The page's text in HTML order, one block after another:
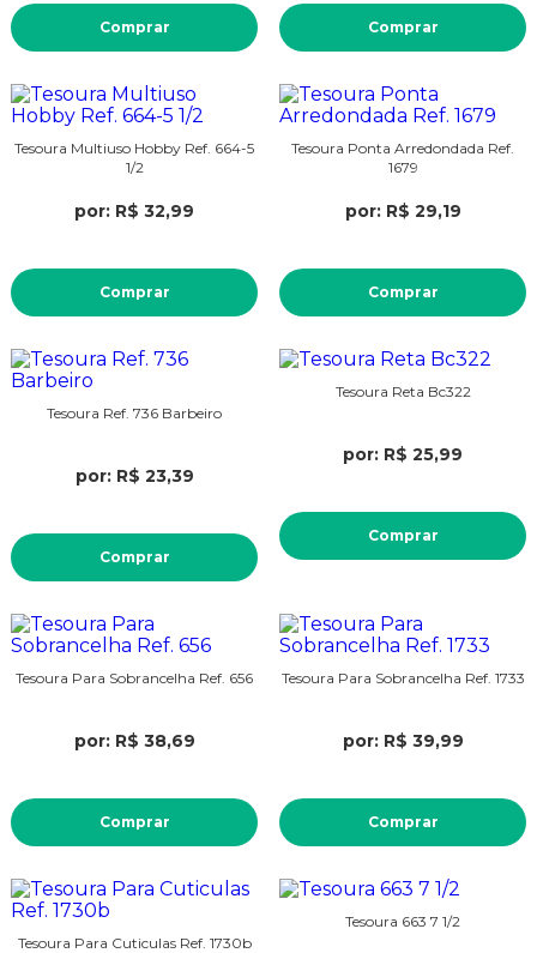
Comprar Comprar
Tesoura Multiuso Hobby Ref. 664-5
1/2
por: R$ 32,99
Comprar
Tesoura Ponta Arredondada Ref.
1679
por: R$ 29,19
Comprar
Tesoura Ref. 736 Barbeiro
por: R$ 23,39
Comprar
Tesoura Reta Bc322
por: R$ 25,99
Comprar
Tesoura Para Sobrancelha Ref. 656
por: R$ 38,69
Comprar
Tesoura Para Sobrancelha Ref. 1733
por: R$ 39,99
Comprar
Tesoura Para Cuticulas Ref. 1730b
Tesoura 663 7 1/2